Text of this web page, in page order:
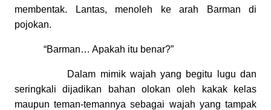
membentak. Lantas, menoleh ke arah Barman di
pojokan.
“Barman… Apakah itu benar?”
Dalam mimik wajah yang begitu lugu dan
seringkali dijadikan bahan olokan oleh kakak kelas
maupun teman-temannya sebagai wajah yang tampak